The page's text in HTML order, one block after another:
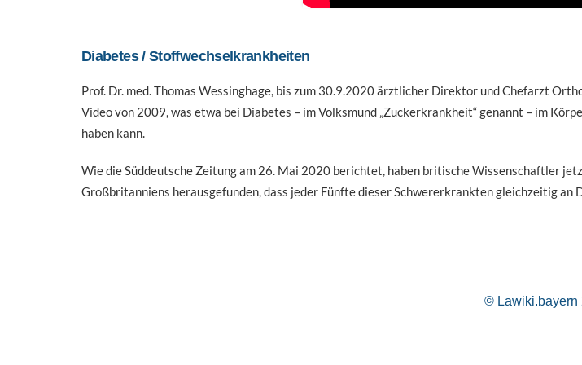
Diabetes / Stoffwechselkrankheiten
Prof. Dr. med. Thomas Wessinghage, bis zum 30.9.2020 ärztlicher Direktor und Chefarzt
Video von 2009, was etwa bei Diabetes – im Volksmund „Zuckerkrankheit“ genannt – im
haben kann.
Wie die Süddeutsche Zeitung am 26. Mai 2020 berichtet, haben britische Wissenschaftler
Großbritanniens herausgefunden, dass jeder Fünfte dieser Schwererkrankten gleichzeitig an
© Lawiki.bayern